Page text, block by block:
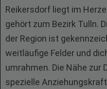
Reikersdorf liegt im
gehört zum Bezirk Tulln.
der Region ist
weitläufige Felder und
umrahmen. Die Nähe zur
spezielle